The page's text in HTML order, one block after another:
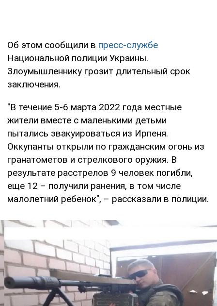
Об этом сообщили в пресс-службе
Национальной полиции Украины.
Злоумышленнику грозит длительный срок
заключения.
"В течение 5-6 марта 2022 года местные
жители вместе с маленькими детьми
пытались эвакуироваться из Ирпеня.
Оккупанты открыли по гражданским огонь из
гранатометов и стрелкового оружия. В
результате расстрелов 9 человек погибли,
еще 12 – получили ранения, в том числе
малолетний ребенок", – рассказали в полиции.